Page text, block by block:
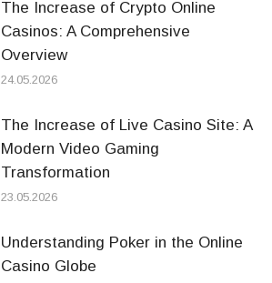
The Increase of Crypto Online
Casinos: A Comprehensive
Overview
24.05.2026
The Increase of Live Casino Site: A
Modern Video Gaming
Transformation
23.05.2026
Understanding Poker in the Online
Casino Globe